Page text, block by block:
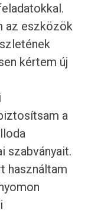
az eszközök
kértem új
a
szabványait.
használtam